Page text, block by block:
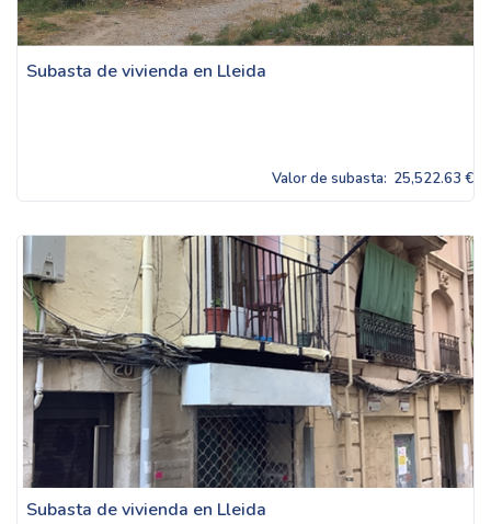
Subasta de vivienda en Lleida
Valor de subasta: 25,522.63 €
Subasta de vivienda en Lleida